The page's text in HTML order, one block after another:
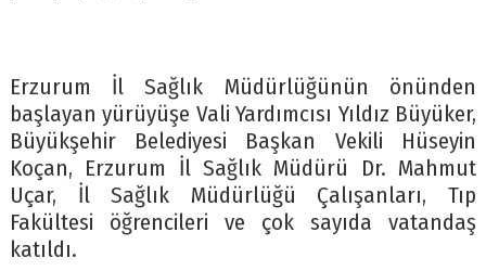
Erzurum İl Sağlık Müdürlüğünün önünden
başlayan yürüyüşe Vali Yardımcısı Yıldız Büyüker,
Büyükşehir Belediyesi Başkan Vekili Hüseyin
Koçan, Erzurum İl Sağlık Müdürü Dr. Mahmut
Uçar, İl Sağlık Müdürlüğü Çalışanları, Tıp
Fakültesi öğrencileri ve çok sayıda vatandaş
katıldı.